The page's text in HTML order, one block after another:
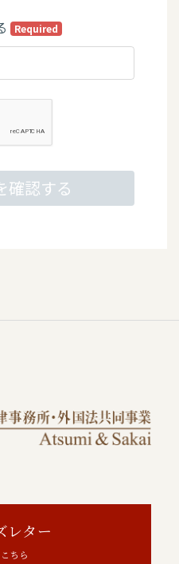
レター
ちら